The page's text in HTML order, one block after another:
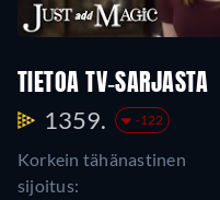
TIETOA TV-SARJASTA
1359. -122
Korkein tähänastinen
sijoitus: